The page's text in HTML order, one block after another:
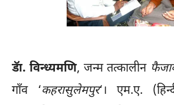
डॅा. विन्ध्यमणि, जन्म तत्कालीन
गाँव ‘कहरासुलेमपुर‘। एम.ए.